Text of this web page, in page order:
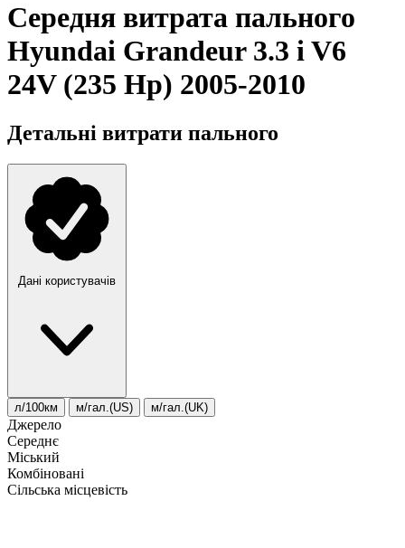
Середня витрата пального
Hyundai Grandeur 3.3 i V6
24V (235 Hp) 2005-2010
Детальні витрати пального
Дані користувачів
л/100км м/гал.(US) м/гал.(UK)
Джерело
Середнє
Міський
Комбіновані
Сільська місцевість